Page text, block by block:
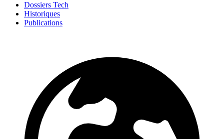
Dossiers Tech
Historiques
Publications